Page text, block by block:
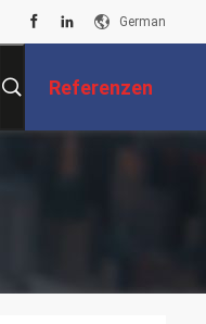
German
Referenzen